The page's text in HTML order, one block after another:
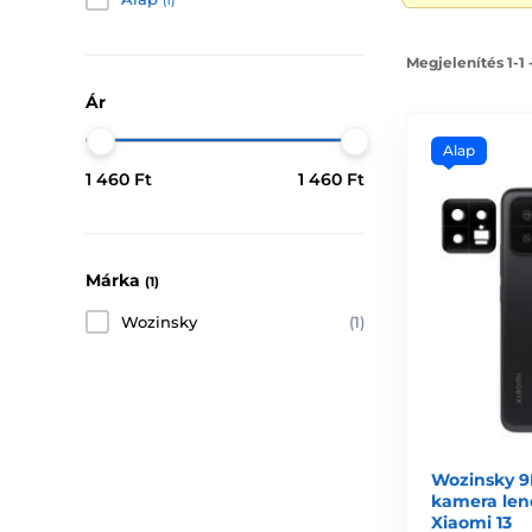
Ár
1 460 Ft 1 460 Ft
Márka (1)
Wozinsky (1)
Megjelenítés 1-
Alap
Wozinsky
kamera
Xiaomi 13